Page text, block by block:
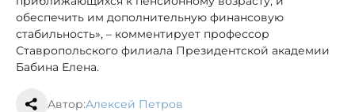
обеспечить им дополнительную финансовую
стабильность», – комментирует профессор
Ставропольского филиала Президентской академии
Бабина Елена.
Автор:Алексей Петров